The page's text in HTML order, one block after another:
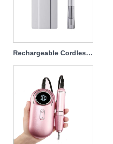
Rechargeable Cordless Nail Drill Machine Napakahusay na 45w 40000rpm